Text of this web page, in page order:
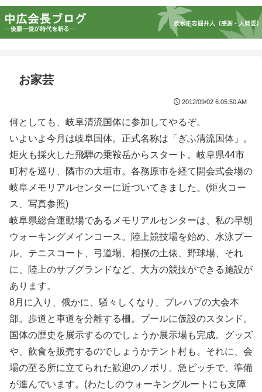
お家芸
2012/09/02 6:05:50 AM
何としても、岐阜清流国体に参加してやるぞ。
いよいよ今月は岐阜国体。正式名称は「ぎふ清流国体」。
炬火も採火した飛騨の乗鞍岳からスタート。岐阜県44市
町村を巡り、隣市の大垣市。各務原市を経て開会式会場の
岐阜メモリアルセンターに近づいてきました。(炬火コー
ス、写真参照)
岐阜県総合運動場であるメモリアルセンターは、私の早朝
ウォーキングメインコース。陸上競技場を始め、水泳プー
ル、テニスコート、弓道場、相撲の土俵、野球場、それ
に、陸上のサブグランドなど、大方の競技ができる施設が
あります。
8月に入り、俄かに、騒々しくなり、プレハブの大会本
部。歩道と車道を分離する柵。プールに仮設のスタンド。
国体の歴史を展示するのでしょうか展示場も完成。グッズ
や、飲食を販売するのでしょうかテント村も。それに、会
場の至る所に立てられた歓迎のノボリ。急ピッチで、準備
が進んでいます。(わたしのウォーキングルートにも支障